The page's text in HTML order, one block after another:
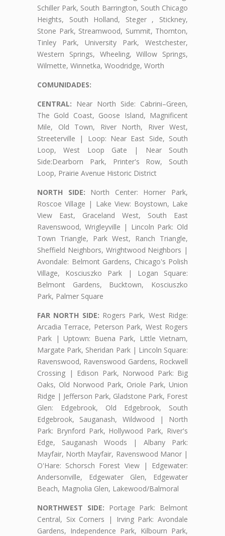
Schiller Park, South Barrington, South Chicago
Heights, South Holland, Steger , Stickney,
Stone Park, Streamwood, Summit, Thornton,
Tinley Park, University Park, Westchester,
Western Springs, Wheeling, Willow Springs,
Wilmette, Winnetka, Woodridge, Worth
COMUNIDADES:
CENTRAL: Near North Side: Cabrini–Green,
The Gold Coast, Goose Island, Magnificent
Mile, Old Town, River North, River West,
Streeterville | Loop: Near East Side, South
Loop, West Loop Gate | Near South
Side:Dearborn Park, Printer's Row, South
Loop, Prairie Avenue Historic District
NORTH SIDE: North Center: Horner Park,
Roscoe Village | Lake View: Boystown, Lake
View East, Graceland West, South East
Ravenswood, Wrigleyville | Lincoln Park: Old
Town Triangle, Park West, Ranch Triangle,
Sheffield Neighbors, Wrightwood Neighbors |
Avondale: Belmont Gardens, Chicago's Polish
Village, Kosciuszko Park | Logan Square:
Belmont Gardens, Bucktown, Kosciuszko
Park, Palmer Square
FAR NORTH SIDE: Rogers Park, West Ridge:
Arcadia Terrace, Peterson Park, West Rogers
Park | Uptown: Buena Park, Little Vietnam,
Margate Park, Sheridan Park | Lincoln Square:
Ravenswood, Ravenswood Gardens, Rockwell
Crossing | Edison Park, Norwood Park: Big
Oaks, Old Norwood Park, Oriole Park, Union
Ridge | Jefferson Park, Gladstone Park, Forest
Glen: Edgebrook, Old Edgebrook, South
Edgebrook, Sauganash, Wildwood | North
Park: Brynford Park, Hollywood Park, River's
Edge, Sauganash Woods | Albany Park:
Mayfair, North Mayfair, Ravenswood Manor |
O'Hare: Schorsch Forest View | Edgewater:
Andersonville, Edgewater Glen, Edgewater
Beach, Magnolia Glen, Lakewood/Balmoral
NORTHWEST SIDE: Portage Park: Belmont
Central, Six Corners | Irving Park: Avondale
Gardens, Independence Park, Kilbourn Park,